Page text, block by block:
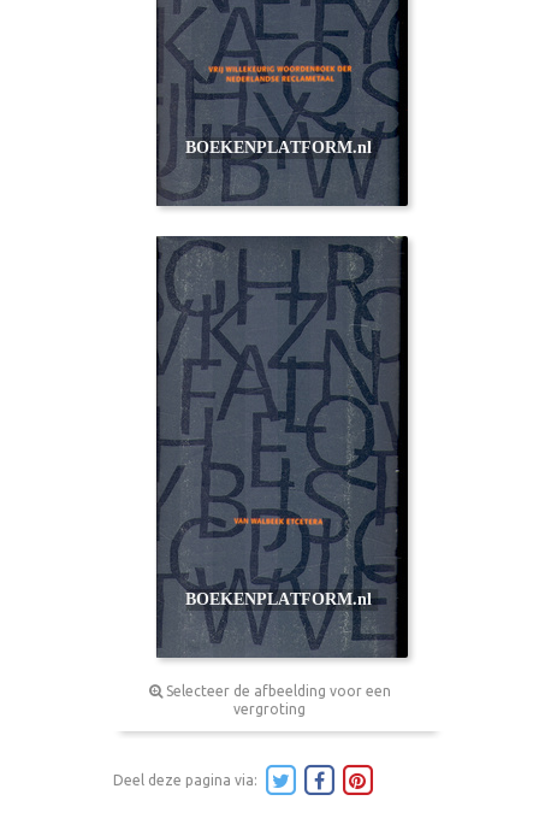
Selecteer de afbeelding voor een
vergroting
Deel deze pagina via: